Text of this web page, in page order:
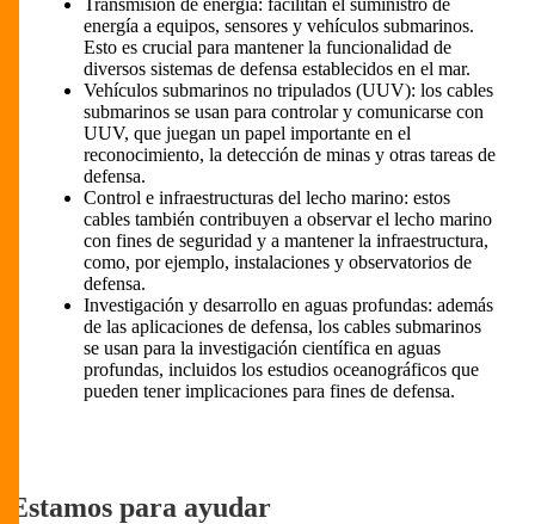
energía a equipos, sensores y vehículos submarinos.
Esto es crucial para mantener la funcionalidad de
diversos sistemas de defensa establecidos en el mar.
Vehículos submarinos no tripulados (UUV): los cables
submarinos se usan para controlar y comunicarse con
UUV, que juegan un papel importante en el
reconocimiento, la detección de minas y otras tareas de
defensa.
Control e infraestructuras del lecho marino: estos
cables también contribuyen a observar el lecho marino
con fines de seguridad y a mantener la infraestructura,
como, por ejemplo, instalaciones y observatorios de
defensa.
Investigación y desarrollo en aguas profundas: además
de las aplicaciones de defensa, los cables submarinos
se usan para la investigación científica en aguas
profundas, incluidos los estudios oceanográficos que
pueden tener implicaciones para fines de defensa.
Estamos para ayudar